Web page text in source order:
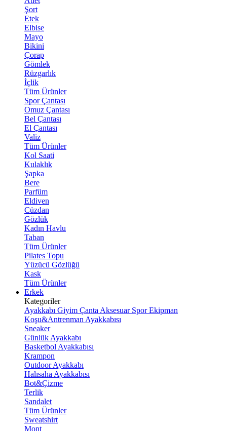
Şort
Etek
Elbise
Mayo
Bikini
Çorap
Gömlek
Rüzgarlık
İçlik
Tüm Ürünler
Spor Çantası
Omuz Çantası
Bel Çantası
El Çantası
Valiz
Tüm Ürünler
Kol Saati
Kulaklık
Şapka
Bere
Parfüm
Eldiven
Cüzdan
Gözlük
Kadın Havlu
Taban
Tüm Ürünler
Pilates Topu
Yüzücü Gözlüğü
Kask
Tüm Ürünler
Erkek
Kategoriler
Ayakkabı Giyim Çanta Aksesuar Spor Ekipman
Koşu&Antrenman Ayakkabısı
Sneaker
Günlük Ayakkabı
Basketbol Ayakkabısı
Krampon
Outdoor Ayakkabı
Halısaha Ayakkabısı
Bot&Çizme
Terlik
Sandalet
Tüm Ürünler
Sweatshirt
Mont